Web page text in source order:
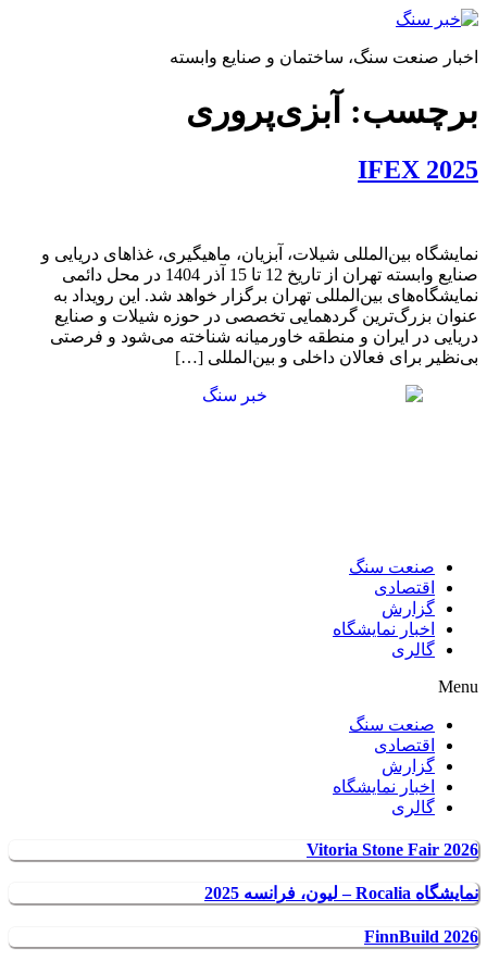
پرش
محتوا
اخبار صنعت سنگ، ساختمان و صنایع وابسته
برچسب: آبزی‌پروری
IFEX 2025
نمایشگاه بین‌المللی شیلات، آبزیان، ماهیگیری، غذاهای دریایی و
صنایع وابسته تهران از تاریخ 12 تا 15 آذر 1404 در محل دائمی
نمایشگاه‌های بین‌المللی تهران برگزار خواهد شد. این رویداد به
عنوان بزرگ‌ترین گردهمایی تخصصی در حوزه شیلات و صنایع
دریایی در ایران و منطقه خاورمیانه شناخته می‌شود و فرصتی
بی‌نظیر برای فعالان داخلی و بین‌المللی […]
صنعت سنگ
اقتصادی
گزارش
اخبار نمایشگاه
گالری
Menu
صنعت سنگ
اقتصادی
گزارش
اخبار نمایشگاه
گالری
Vitoria Stone Fair 2026
نمایشگاه Rocalia – لیون، فرانسه 2025
FinnBuild 2026